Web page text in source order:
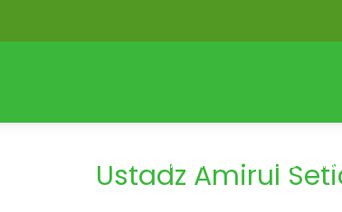
Profil Akademik BLOG
Ustadz Amirul